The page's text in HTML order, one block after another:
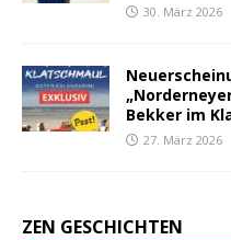
30. März 2026
Bekker im
27. März 2026
ZEN GESCHICHTEN